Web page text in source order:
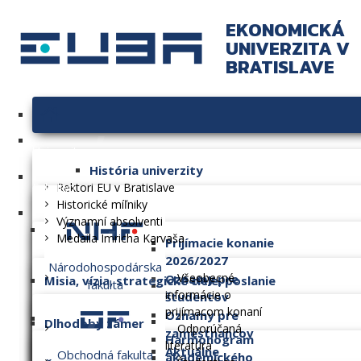
EKONOMICKÁ
UNIVERZITA V
BRATISLAVE
História univerzity
Rektori EU v Bratislave
Historické míľniky
Významní absolventi
Medaila Imricha Karvaša
Misia, vízia, strategické ciele, poslanie
Dlhodobý zámer
Fakulty
Národohospodárska
fakulta
Obchodná fakulta
Prijímacie konanie
2026/2027
Všeobecné
informácie o
prijímacom konaní
Odporúčaná
literatúra
Oznamy pre
študentov
Harmonogram
akademického
Oznamy pre
zamestnancov
Aktuálne